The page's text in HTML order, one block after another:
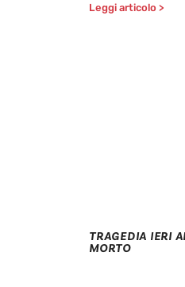
Leggi articolo >
TRAGEDIA IERI
MORTO